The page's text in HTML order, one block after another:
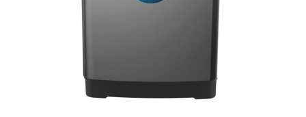
TV, Audio y Video